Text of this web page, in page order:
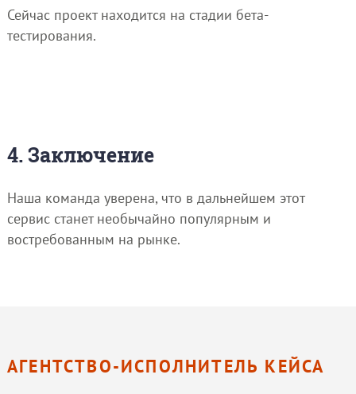
Сейчас проект находится на стадии бета-
тестирования.
4. Заключение
Наша команда уверена, что в дальнейшем этот
сервис станет необычайно популярным и
востребованным на рынке.
АГЕНТСТВО-ИСПОЛНИТЕЛЬ КЕЙСА